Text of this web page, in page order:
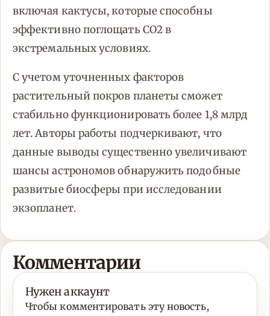
включая кактусы, которые способны
эффективно поглощать CO2 в
экстремальных условиях.
С учетом уточненных факторов
растительный покров планеты сможет
стабильно функционировать более 1,8 млрд
лет. Авторы работы подчеркивают, что
данные выводы существенно увеличивают
шансы астрономов обнаружить подобные
развитые биосферы при исследовании
экзопланет.
Комментарии
Нужен аккаунт
Чтобы комментировать эту новость,